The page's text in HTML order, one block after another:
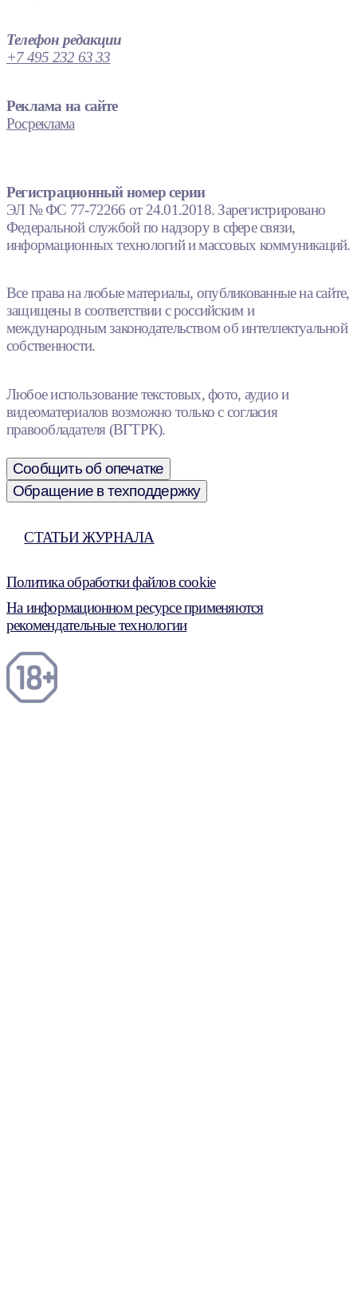
Телефон редакции
+7 495 232 63 33
Реклама на сайте
Росреклама
Регистрационный номер серии
ЭЛ № ФС 77-72266 от 24.01.2018. Зарегистрировано
Федеральной службой по надзору в сфере связи,
информационных технологий и массовых коммуникаций.
Все права на любые материалы, опубликованные на сайте,
защищены в соответствии с российским и
международным законодательством об интеллектуальной
собственности.
Любое использование текстовых, фото, аудио и
видеоматериалов возможно только с согласия
правообладателя (ВГТРК).
Сообщить об опечатке
Обращение в техподдержку
СТАТЬИ ЖУРНАЛА
Политика обработки файлов cookie
На информационном ресурсе применяются
рекомендательные технологии